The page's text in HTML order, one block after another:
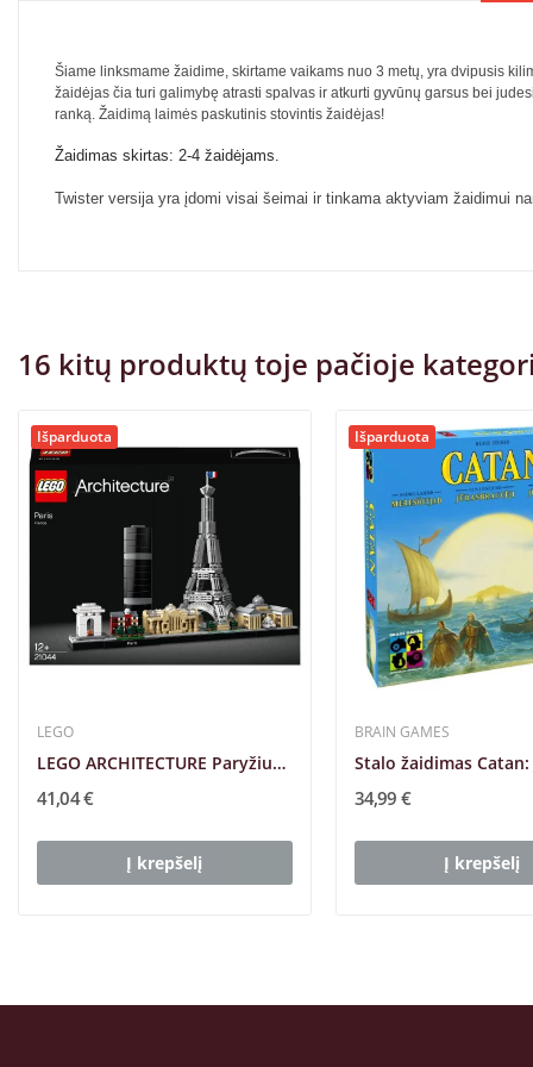
Šiame linksmame žaidime, skirtame vaikams nuo 3 metų, yra dvipusis
žaidėjas čia turi galimybę atrasti spalvas ir atkurti gyvūnų garsus bei
ranką. Žaidimą laimės paskutinis stovintis žaidėjas!
Žaidimas skirtas: 2-4 žaidėjams.
Twister versija yra įdomi visai šeimai ir tinkama aktyviam žaidimui
16 kitų produktų toje pačioje
Išparduota
LEGO
LEGO ARCHITECTURE Paryžius, 21044
41,04 €
Į krepšelį
Išparduota
BRAIN GAMES
34,99 €
Į krepšelį